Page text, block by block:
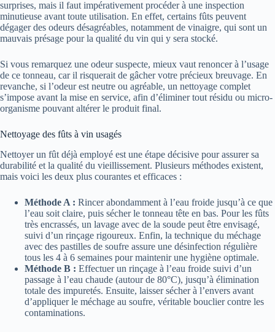
surprises, mais il faut impérativement procéder à une inspection
minutieuse avant toute utilisation. En effet, certains fûts peuvent
dégager des odeurs désagréables, notamment de vinaigre, qui sont un
mauvais présage pour la qualité du vin qui y sera stocké.
Si vous remarquez une odeur suspecte, mieux vaut renoncer à l’usage
de ce tonneau, car il risquerait de gâcher votre précieux breuvage. En
revanche, si l’odeur est neutre ou agréable, un nettoyage complet
s’impose avant la mise en service, afin d’éliminer tout résidu ou micro-
organisme pouvant altérer le produit final.
Nettoyage des fûts à vin usagés
Nettoyer un fût déjà employé est une étape décisive pour assurer sa
durabilité et la qualité du vieillissement. Plusieurs méthodes existent,
mais voici les deux plus courantes et efficaces :
Méthode A : Rincer abondamment à l’eau froide jusqu’à ce que
l’eau soit claire, puis sécher le tonneau tête en bas. Pour les fûts
très encrassés, un lavage avec de la soude peut être envisagé,
suivi d’un rinçage rigoureux. Enfin, la technique du méchage
avec des pastilles de soufre assure une désinfection régulière
tous les 4 à 6 semaines pour maintenir une hygiène optimale.
Méthode B : Effectuer un rinçage à l’eau froide suivi d’un
passage à l’eau chaude (autour de 80°C), jusqu’à élimination
totale des impuretés. Ensuite, laisser sécher à l’envers avant
d’appliquer le méchage au soufre, véritable bouclier contre les
contaminations.